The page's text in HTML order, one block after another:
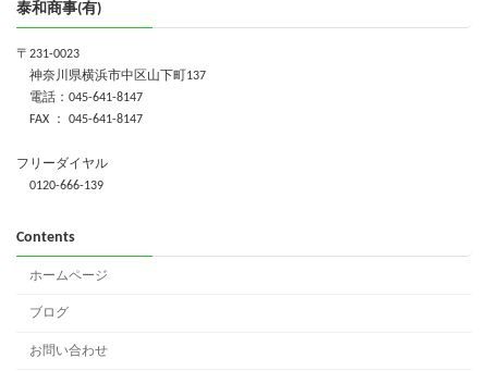
泰和商事(有)
〒231-0023
神奈川県横浜市中区山下町137
電話：045-641-8147
FAX ： 045-641-8147
フリーダイヤル
0120-666-139
Contents
ホームページ
ブログ
お問い合わせ